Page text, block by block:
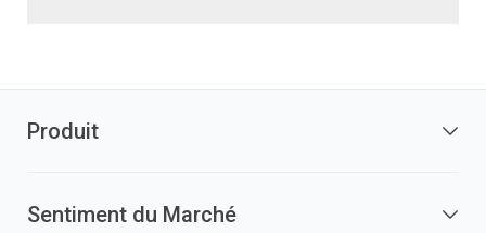
Produit
Sentiment du Marché